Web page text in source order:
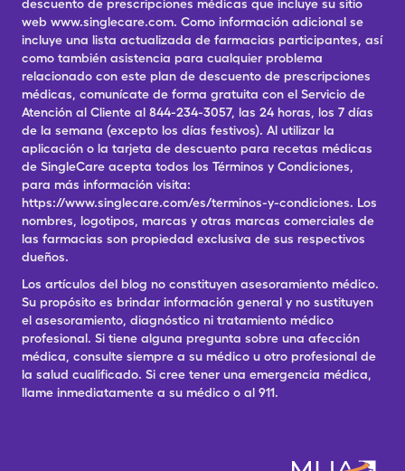
descuento de prescripciones médicas que incluye su sitio
web www.singlecare.com. Como información adicional se
incluye una lista actualizada de farmacias participantes, así
como también asistencia para cualquier problema
relacionado con este plan de descuento de prescripciones
médicas, comunícate de forma gratuita con el Servicio de
Atención al Cliente al 844-234-3057, las 24 horas, los 7 días
de la semana (excepto los días festivos). Al utilizar la
aplicación o la tarjeta de descuento para recetas médicas
de SingleCare acepta todos los Términos y Condiciones,
para más información visita:
https://www.singlecare.com/es/terminos-y-condiciones. Los
nombres, logotipos, marcas y otras marcas comerciales de
las farmacias son propiedad exclusiva de sus respectivos
dueños.
Los artículos del blog no constituyen asesoramiento médico.
Su propósito es brindar información general y no sustituyen
el asesoramiento, diagnóstico ni tratamiento médico
profesional. Si tiene alguna pregunta sobre una afección
médica, consulte siempre a su médico u otro profesional de
la salud cualificado. Si cree tener una emergencia médica,
llame inmediatamente a su médico o al 911.